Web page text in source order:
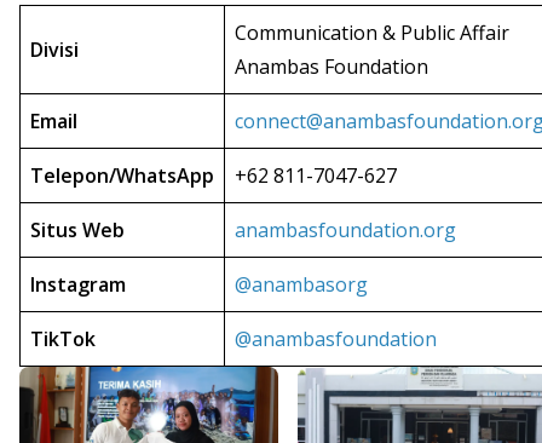
Divisi
Communication & Public Affair
Anambas Foundation
Email
Telepon/WhatsApp +62 811-7047-627
Situs Web anambasfoundation.org
Instagram @anambasorg
TikTok @anambasfoundation